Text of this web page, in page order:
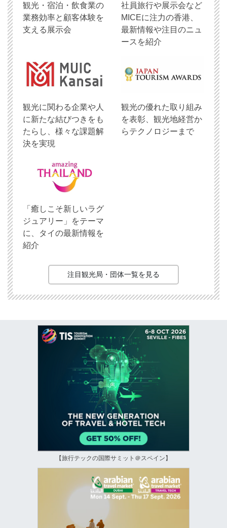
観光・宿泊・飲食業の
業務効率と顧客体験を
支える展示会
社員旅行や展示会など
MICEに注力の香港、
最新情報や注目のニュ
ースを紹介
観光に関わる企業や人
に新たな結びつきをも
たらし、様々な課題解
決を実現
観光の優れた取り組み
を表彰、観光地経営か
らテクノロジーまで
「癒しこそ新しいラグ
ジュアリー」をテーマ
に、タイの最新情報を
紹介
注目観光局・団体一覧を見る
【旅行テックの国際サミット＠スペイン】